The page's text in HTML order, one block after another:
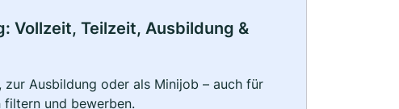
Vollzeit, Teilzeit, Ausbildung &
Ausbildung oder als Minijob – auch für
filtern und bewerben.